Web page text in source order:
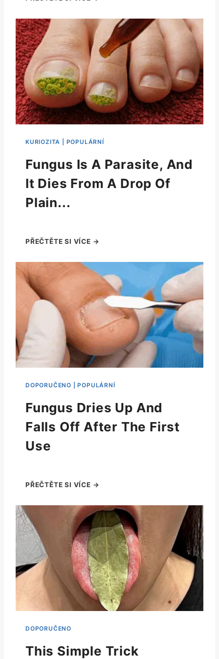
Fungus Is A Parasite, And
It Dies From A Drop Of
Plain...
Fungus Dries Up And
Falls Off After The First
Use
This Simple Trick